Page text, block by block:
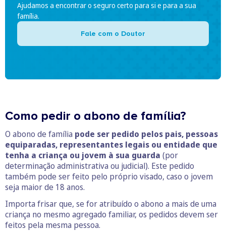
Ajudamos a encontrar o seguro certo para si e para a sua
família.
Fale com o Doutor
Como pedir o abono de família?
O abono de família pode ser pedido ­pelos pais, pessoas
equiparadas, representantes legais ou entidade que
tenha a criança ou jovem à sua guarda (por
determinação administrativa ou judicial). Este pedido
também pode ser feito pelo próprio visado, caso o jovem
seja maior de 18 anos.
Importa frisar que, se for atribuído o abono a mais de uma
criança no mesmo agregado familiar, os pedidos devem ser
feitos pela mesma pessoa.